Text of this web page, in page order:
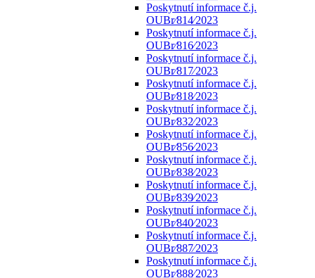
Poskytnutí informace č.j.
OUBr⁄814⁄2023
Poskytnutí informace č.j.
OUBr⁄816⁄2023
Poskytnutí informace č.j.
OUBr⁄817⁄2023
Poskytnutí informace č.j.
OUBr⁄818⁄2023
Poskytnutí informace č.j.
OUBr⁄832⁄2023
Poskytnutí informace č.j.
OUBr⁄856⁄2023
Poskytnutí informace č.j.
OUBr⁄838⁄2023
Poskytnutí informace č.j.
OUBr⁄839⁄2023
Poskytnutí informace č.j.
OUBr⁄840⁄2023
Poskytnutí informace č.j.
OUBr⁄887⁄2023
Poskytnutí informace č.j.
OUBr⁄888⁄2023